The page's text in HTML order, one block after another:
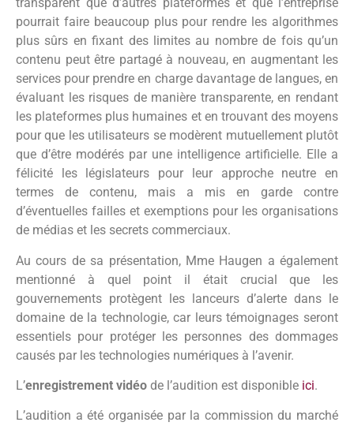
pourrait faire beaucoup plus pour rendre les algorithmes
plus sûrs en fixant des limites au nombre de fois qu’un
contenu peut être partagé à nouveau, en augmentant les
services pour prendre en charge davantage de langues, en
évaluant les risques de manière transparente, en rendant
les plateformes plus humaines et en trouvant des moyens
pour que les utilisateurs se modèrent mutuellement plutôt
que d’être modérés par une intelligence artificielle. Elle a
félicité les législateurs pour leur approche neutre en
termes de contenu, mais a mis en garde contre
d’éventuelles failles et exemptions pour les organisations
de médias et les secrets commerciaux.
Au cours de sa présentation, Mme Haugen a également
mentionné à quel point il était crucial que les
gouvernements protègent les lanceurs d’alerte dans le
domaine de la technologie, car leurs témoignages seront
essentiels pour protéger les personnes des dommages
causés par les technologies numériques à l’avenir.
L’enregistrement vidéo de l’audition est disponible ici.
L’audition a été organisée par la commission du marché